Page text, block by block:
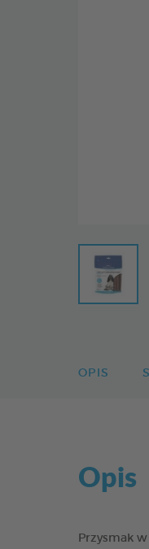
OPIS
Opis
Przysmak